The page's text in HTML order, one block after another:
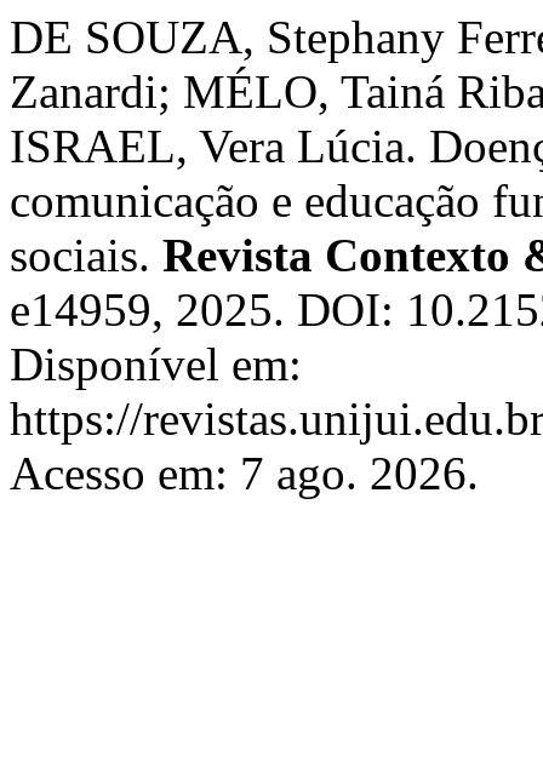
DE SOUZA, Stephany
Zanardi; MÉLO, Tainá
ISRAEL, Vera Lúcia.
comunicação e educação
sociais. Revista Contexto
e14959, 2025. DOI:
Disponível em:
https://
Acesso em: 7 ago. 2026.